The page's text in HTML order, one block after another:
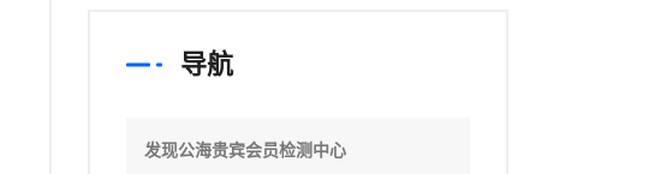
导航
发现公海贵宾会员检测中心